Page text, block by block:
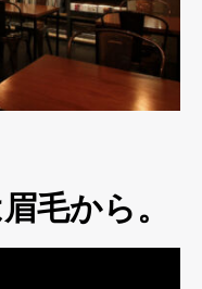
毛から。